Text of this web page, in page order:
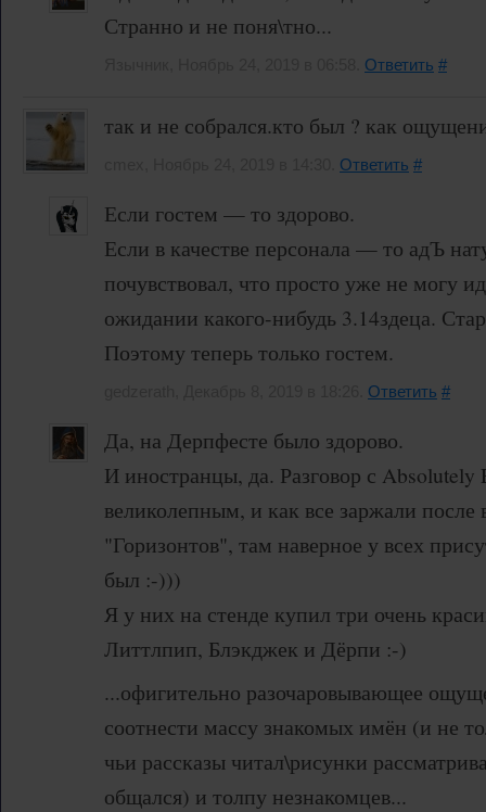
Странно и не поня\тно...
Ответить #
так и не собрался.кто был ? как
Ответить #
Если гостем — то здорово.
Если в качестве персонала — то адЪ
почувствовал, что просто уже не могу
ожидании какого-нибудь 3.14здеца.
Поэтому теперь только гостем.
Ответить #
Да, на Дерпфесте было здорово.
И иностранцы, да. Разговор с
великолепным, и как все заржали
"Горизонтов", там наверное у всех
был :-)))
Я у них на стенде купил три очень
Литтлпип, Блэкджек и Дёрпи :-)
...офигительно разочаровывающее
соотнести массу знакомых имён (и не
чьи рассказы читал\рисунки
общался) и толпу незнакомцев...